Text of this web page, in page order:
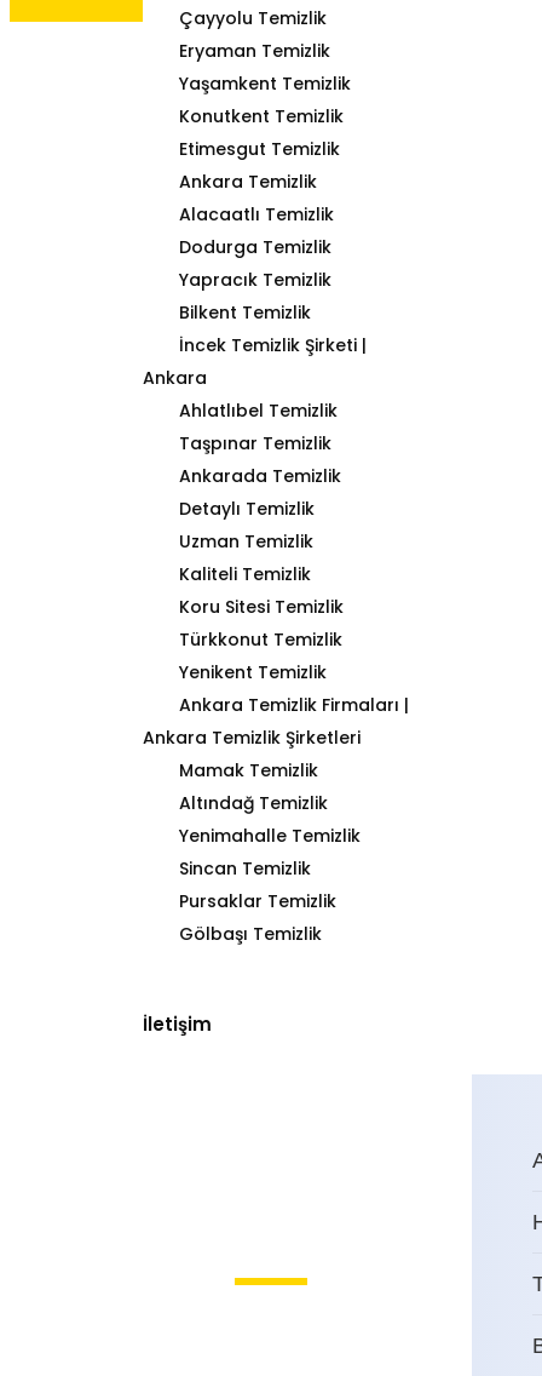
Çayyolu Temizlik
Eryaman Temizlik
Yaşamkent Temizlik
Konutkent Temizlik
Etimesgut Temizlik
Ankara Temizlik
Alacaatlı Temizlik
Dodurga Temizlik
Yapracık Temizlik
Bilkent Temizlik
İncek Temizlik Şirketi |
Ankara
Ahlatlıbel Temizlik
Taşpınar Temizlik
Ankarada Temizlik
Detaylı Temizlik
Uzman Temizlik
Kaliteli Temizlik
Koru Sitesi Temizlik
Türkkonut Temizlik
Yenikent Temizlik
Ankara Temizlik Firmaları |
Ankara Temizlik Şirketleri
Mamak Temizlik
Altındağ Temizlik
Yenimahalle Temizlik
Sincan Temizlik
Pursaklar Temizlik
Gölbaşı Temizlik
İletişim